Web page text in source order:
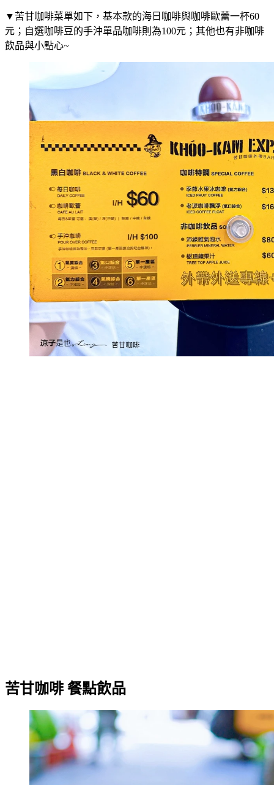
▼苦甘咖啡菜單如下，基本款的海日咖啡與咖啡歐蕾一杯60
元；自選咖啡豆的手沖單品咖啡則為100元；其他也有非咖啡
飲品與小點心~
苦甘咖啡 餐點飲品